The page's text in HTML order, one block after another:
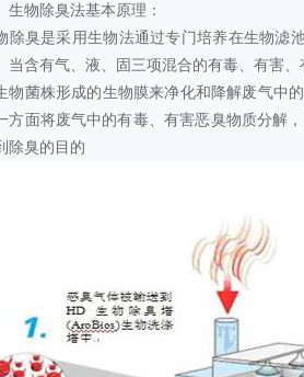
生物除臭法基本原理：
除臭是采用生物法通过专门培养在生物滤
当含有气、液、固三项混合的有毒、有害
物菌株形成的生物膜来净化和降解废气中
方面将废气中的有毒、有害恶臭物质分解
除臭的目的